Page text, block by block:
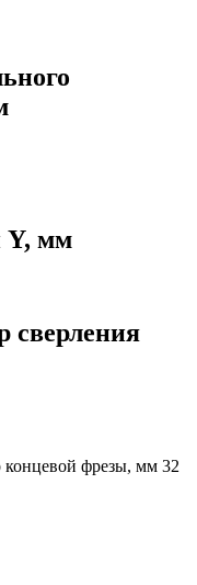
Y, мм
сверления
фрезы, мм 32